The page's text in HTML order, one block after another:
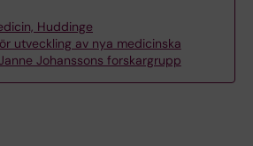
Huddinge
utveckling av nya medicinska
Johanssons forskargrupp